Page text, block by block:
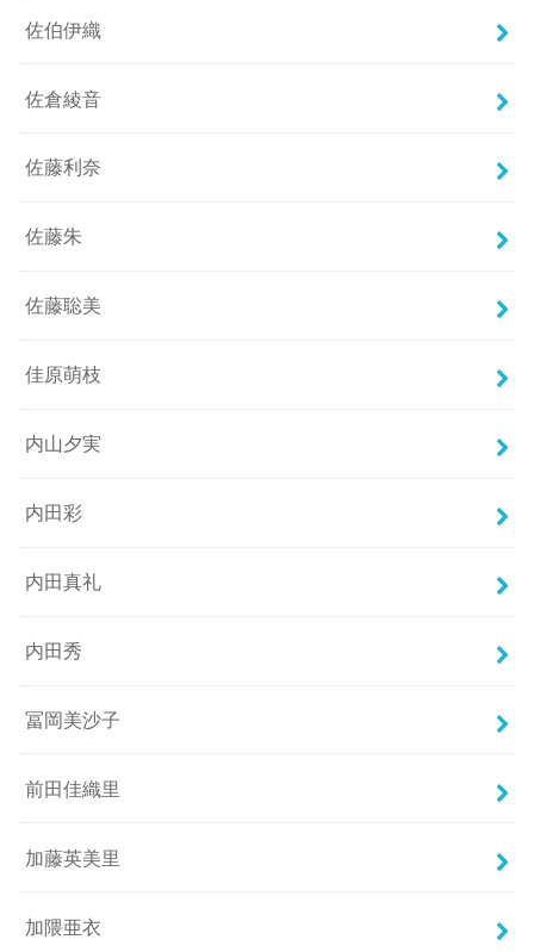
佐伯伊織
佐倉綾音
佐藤利奈
佐藤朱
佐藤聡美
佳原萌枝
内山夕実
内田彩
内田真礼
内田秀
冨岡美沙子
前田佳織里
加藤英美里
加隈亜衣